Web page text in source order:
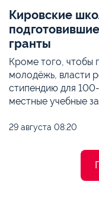
Кировские
гранты
Кроме того, чтобы
молодёжь, власти
стипендию для
местные учебные
29 августа 08:20